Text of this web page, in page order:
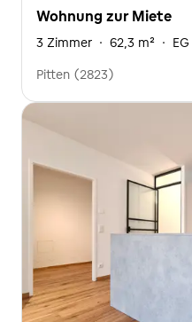
Wohnung zur Miete
3 Zimmer · 62,3 m² · EG
Pitten (2823)